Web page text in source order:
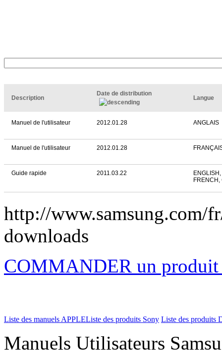
Description
Date de distribution
Langue
Manuel de l'utilisateur 2012.01.28 ANGLAIS
Manuel de l'utilisateur 2012.01.28
Guide rapide 2011.03.22
FRENCH,
http://
downloads
COMMANDER un
Liste des manuels APPLEListe des produits Sony Liste des produits
Manuels Utilisateurs